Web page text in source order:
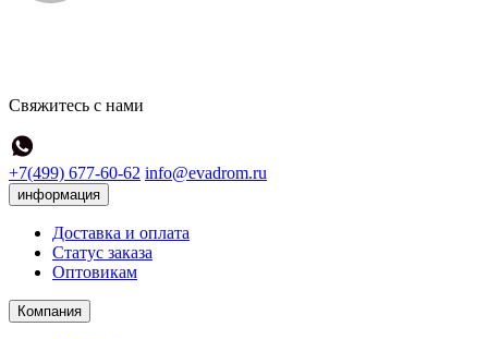
Свяжитесь с нами
+7(499) 677-60-62 info@evadrom.ru
информация
Доставка и оплата
Статус заказа
Оптовикам
Компания